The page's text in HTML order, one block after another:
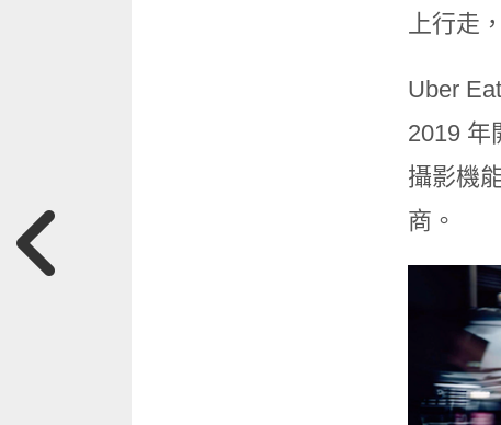
上行走
Uber
2019 年
攝影機
商。